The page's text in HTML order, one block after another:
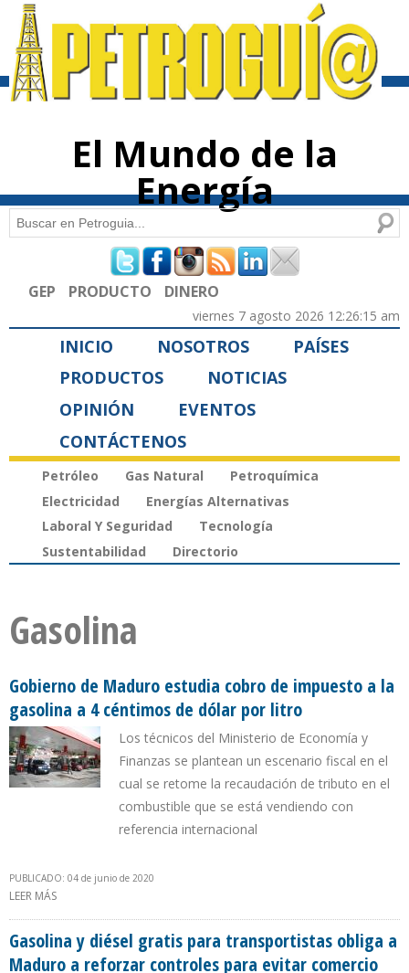
contenido
El Mundo de la
Energía
Formulario de búsqueda
Buscar
GEP PRODUCTO DINERO
viernes 7 agosto 2026 12:26:15 am
INICIO NOSOTROS
PAÍSES
PRODUCTOS
NOTICIAS
OPINIÓN
EVENTOS
CONTÁCTENOS
Petróleo Gas Natural
Petroquímica
Electricidad
Energías Alternativas
Laboral Y Seguridad
Tecnología
Sustentabilidad
Directorio
Gasolina
Gobierno de Maduro estudia cobro de impuesto a la
gasolina a 4 céntimos de dólar por litro
Los técnicos del Ministerio de Economía y
Finanzas se plantean un escenario fiscal en el
cual se retome la recaudación de tributo en el
combustible que se está vendiendo con
referencia internacional
PUBLICADO: 04 de junio de 2020
LEER MÁS
Gasolina y diésel gratis para transportistas obliga a
Maduro a reforzar controles para evitar comercio